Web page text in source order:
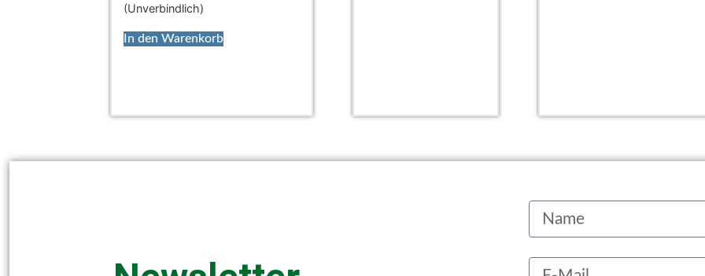
(Unverbindlich)
In den Warenkorb